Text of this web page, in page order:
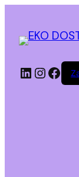
LinkedIn